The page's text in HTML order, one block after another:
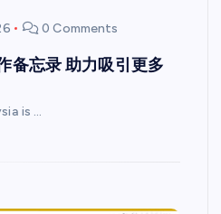
0 Comments
备忘录 助力吸引更多
is …